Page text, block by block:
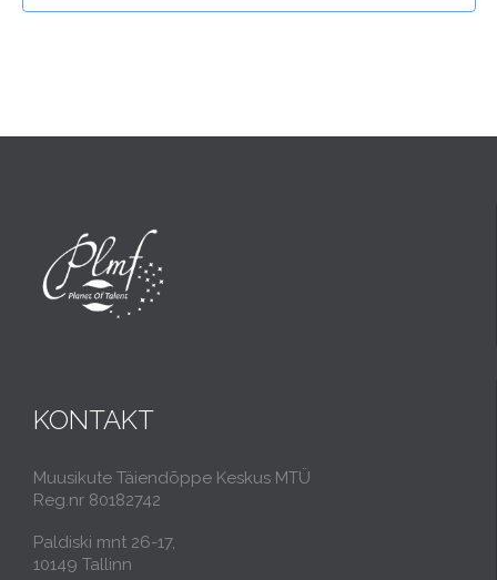
KONTAKT
Muusikute Täiendõppe Keskus MTÜ
Reg.nr 80182742
Paldiski mnt 26-17,
10149 Tallinn